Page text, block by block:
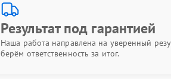
Результат под гарантией
Наша работа направлена на уверенный
берём ответственность за итог.